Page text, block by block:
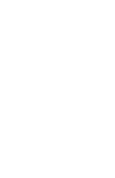
สำหรับ
วยให้คุณตรวจสอบ
ำรองหรือระบบที่